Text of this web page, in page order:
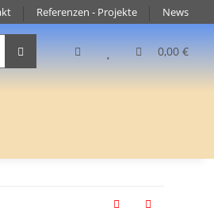
Referenzen - Projekte News
0,00 €